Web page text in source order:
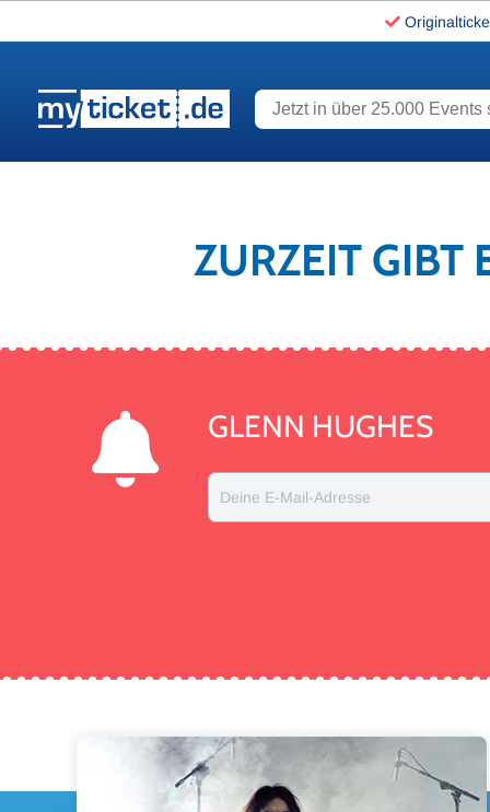
Jetzt in über 25.000 Events
ZURZEIT GIBT
GLENN HUGHES
Deine E-Mail-Adresse